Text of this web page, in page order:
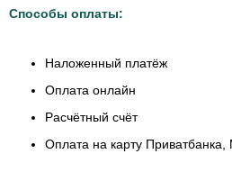
Способы оплаты:
Наложенный платёж
Оплата онлайн
Расчётный счёт
Оплата на карту